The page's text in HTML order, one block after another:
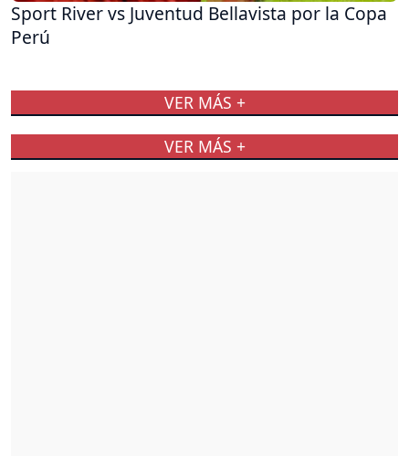
Sport River vs Juventud Bellavista por la Copa
Perú
VER MÁS +
VER MÁS +